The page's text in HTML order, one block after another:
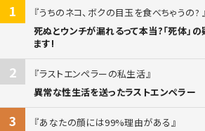
1
うちのネコ、ボクの目玉を食べちゃうの?
死ぬとウンチが漏れるって本当?「死体」
ます!
2
ラストエンペラーの私生活
異常な性生活を送ったラストエンペラー
3
あなたの顔には99%理由がある